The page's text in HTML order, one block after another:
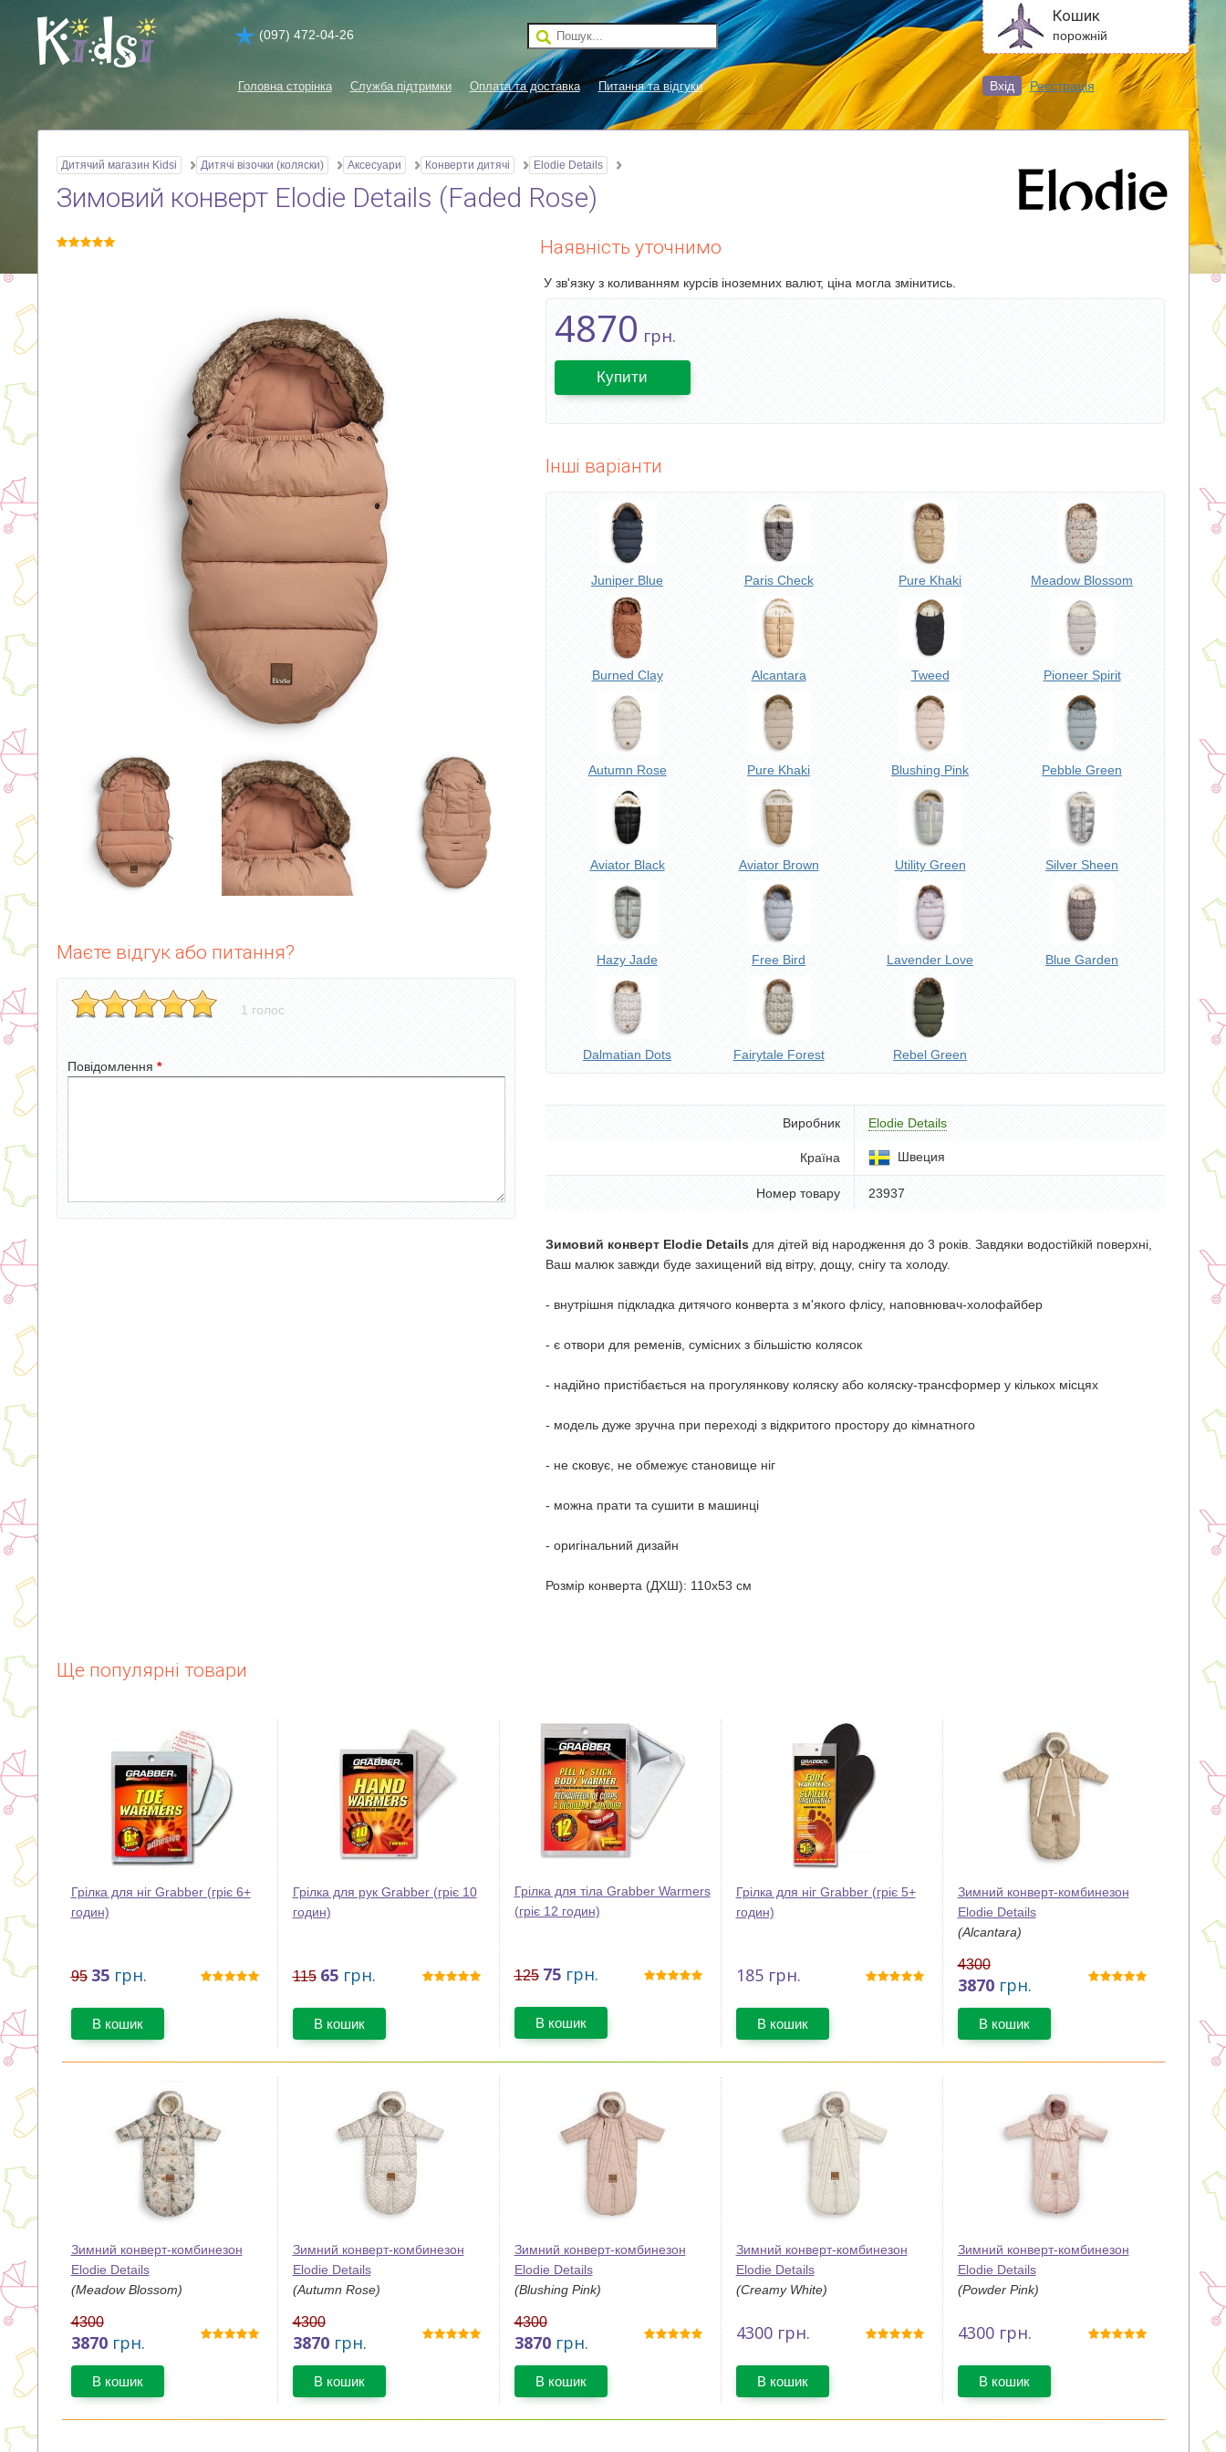
(097) 472-04-26
Кошик
порожній
Головна сторінка Служба підтримки Оплата та доставка Питання та відгуки Вхід Реєстрація
Дитячий магазин Kidsi Дитячі візочки (коляски) Аксесуари Конверти дитячі Elodie Details
Зимовий конверт Elodie Details (Faded Rose)
Наявність уточнимо
У зв'язку з коливанням курсів іноземних валют, ціна могла змінитись.
Маєте відгук або питання?
1 голос
Повідомлення *
4870 грн.
Купити
Інші варіанти
Juniper Blue Paris Check Pure Khaki Meadow Blossom
Burned Clay Alcantara Tweed Pioneer Spirit
Autumn Rose Pure Khaki Blushing Pink Pebble Green
Aviator Black Aviator Brown Utility Green Silver Sheen
Hazy Jade Free Bird Lavender Love Blue Garden
Dalmatian Dots Fairytale Forest Rebel Green
Виробник Elodie Details
Країна Швеция
Номер товару 23937
Зимовий конверт Elodie Details для дітей від народження до 3 років. Завдяки водостійкій поверхні,
Ваш малюк завжди буде захищений від вітру, дощу, снігу та холоду.
- внутрішня підкладка дитячого конверта з м'якого флісу, наповнювач-холофайбер
- є отвори для ременів, сумісних з більшістю колясок
- надійно пристібається на прогулянкову коляску або коляску-трансформер у кількох місцях
- модель дуже зручна при переході з відкритого простору до кімнатного
- не сковує, не обмежує становище ніг
- можна прати та сушити в машинці
- оригінальний дизайн
Розмір конверта (ДХШ): 110х53 см
Ще популярні товари
Грілка для ніг Grabber (гріє 6+
годин)
95 35 грн.
В кошик
Грілка для рук Grabber (гріє 10
годин)
115 65 грн.
В кошик
Грілка для тіла Grabber Warmers
(гріє 12 годин)
125 75 грн.
В кошик
Грілка для ніг Grabber (гріє 5+
годин)
185грн.
В кошик
Зимний конверт-комбинезон
Elodie Details
(Alcantara)
4300
3870 грн.
В кошик
Зимний конверт-комбинезон
Elodie Details
(Meadow Blossom)
4300
3870 грн.
В кошик
Зимний конверт-комбинезон
Elodie Details
(Autumn Rose)
4300
3870 грн.
В кошик
Зимний конверт-комбинезон
Elodie Details
(Blushing Pink)
4300
3870 грн.
В кошик
Зимний конверт-комбинезон
Elodie Details
(Creamy White)
4300грн.
В кошик
Зимний конверт-комбинезон
Elodie Details
(Powder Pink)
4300грн.
В кошик